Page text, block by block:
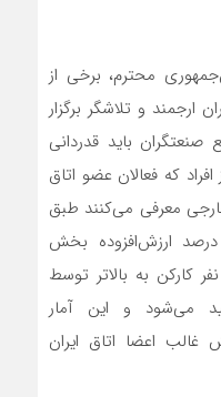
محترم، برخی از
ارجمند و تلاشگر برگزار
باید قدردانی
که فعالان عضو اتاق
معرفی می‌کنند طبق
آخرین سالنامه آماری حدود ۷۰ درصد ارزش‌افزوده بخش
صنعت در کشور در کارگاه‌های ۱۰ نفر کارکن به بالاتر توسط
می‌شود و این آمار
اعضا اتاق ایران